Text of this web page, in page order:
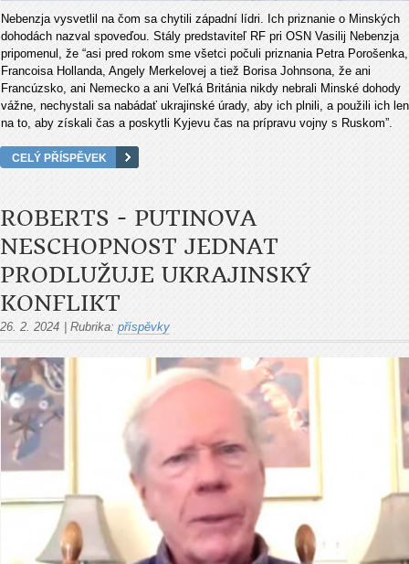
Nebenzja vysvetlil na čom sa chytili západní lídri. Ich priznanie o Minských
dohodách nazval spoveďou. Stály predstaviteľ RF pri OSN Vasilij Nebenzja
pripomenul, že “asi pred rokom sme všetci počuli priznania Petra Porošenka,
Francoisa Hollanda, Angely Merkelovej a tiež Borisa Johnsona, že ani
Francúzsko, ani Nemecko a ani Veľká Británia nikdy nebrali Minské dohody
vážne, nechystali sa nabádať ukrajinské úrady, aby ich plnili, a použili ich len
na to, aby získali čas a poskytli Kyjevu čas na prípravu vojny s Ruskom”.
CELÝ PŘÍSPĚVEK
ROBERTS - PUTINOVA
NESCHOPNOST JEDNAT
PRODLUŽUJE UKRAJINSKÝ
KONFLIKT
26. 2. 2024 Rubrika: příspěvky